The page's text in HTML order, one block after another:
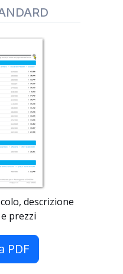
descrizione
prezzi
PDF